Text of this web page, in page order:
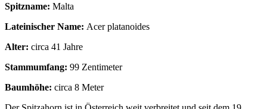
Spitzname: Malta
Lateinischer Name: Acer platanoides
Alter: circa 41 Jahre
Stammumfang: 99 Zentimeter
Baumhöhe: circa 8 Meter